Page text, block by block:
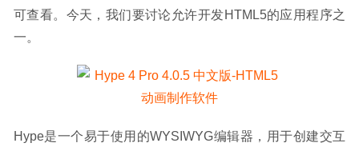
可查看。今天，我们要讨论允许开发HTML5的应用程序之
一。
Hype是一个易于使用的WYSIWYG编辑器，用于创建交互